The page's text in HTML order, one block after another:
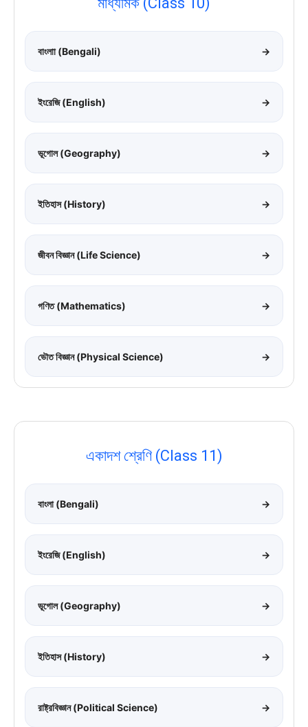
বাংলাা (Bengali) →
ইংরেজি (English) →
ভূগোল (Geography) →
ইতিহাস (History) →
জীবন বিজ্ঞান (Life Science) →
গণিত (Mathematics) →
ভৌত বিজ্ঞান (Physical Science) →
একাদশ শ্রেণি (Class 11)
বাংলা (Bengali) →
ইংরেজি (English) →
ভূগোল (Geography) →
ইতিহাস (History) →
রাষ্ট্রবিজ্ঞান (Political Science) →